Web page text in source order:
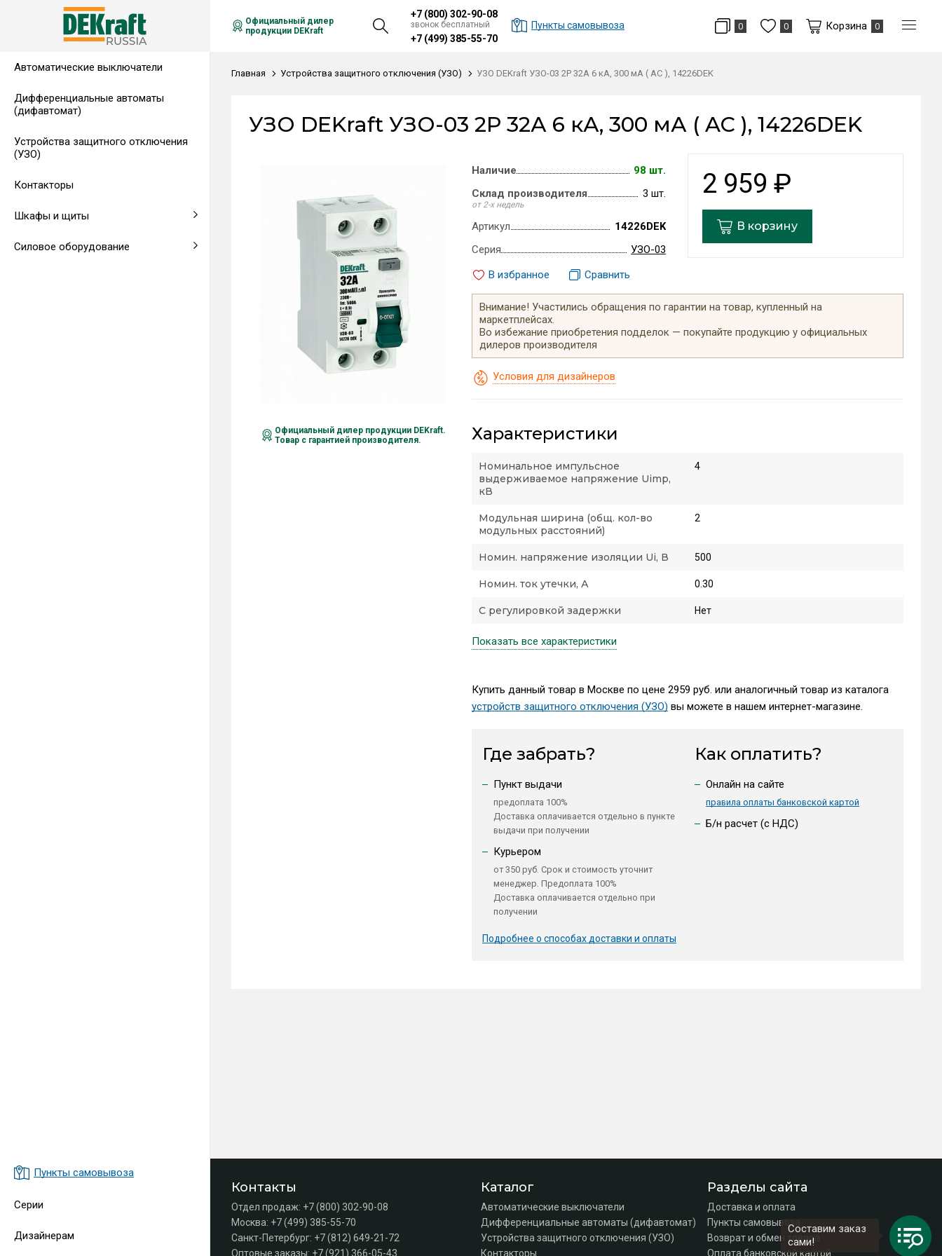
Автоматические выключатели
Дифференциальные автоматы
(дифавтомат)
Устройства защитного отключения
(УЗО)
Контакторы
Шкафы и щиты
Распределительные щиты,
Напольные щиты
Клеммы и комплектующие
Клеммы на DIN-рейку
Аксессуары для щитов
Силовое оборудование
Автоматические выключатели в
Аксессуары
Предохранители
Щитовые приборы
Амперметры
Автоматические воздушные
выключатели
Воздушные автоматические
Пункты самовывоза
Серии
Дизайнерам
Официальный дилер
продукции DEKraft
+7 (800) 302-90-08
звонок бесплатный
+7 (499) 385-55-70
Пункты самовывоза 0 0 Корзина 0
Главная Устройства защитного отключения (УЗО) УЗО DEKraft УЗО-03 2P 32А 6 кА, 300 мА ( AC ), 14226DEK
УЗО DEKraft УЗО-03 2P 32А 6 кА, 300 мА ( AC ), 14226DEK
Официальный дилер продукции DEKraft.
Товар с гарантией производителя.
2 959 ₽
В корзину
Наличие
98 шт.
Склад производителя
от 2-х недель
3 шт.
Артикул
14226DEK
Серия
УЗО-03
В избранное
Сравнить
Внимание! Участились обращения по гарантии на товар, купленный на
маркетплейсах.
Во избежание приобретения подделок — покупайте продукцию у официальных
дилеров производителя
Условия для дизайнеров
Характеристики
Номинальное импульсное
выдерживаемое напряжение Uimp,
кВ
4
Модульная ширина (общ. кол-во
модульных расстояний)
2
Номин. напряжение изоляции Ui, В 500
Номин. ток утечки, А 0.30
С регулировкой задержки Нет
Показать все характеристики
Купить данный товар в Москве по цене 2959 руб. или аналогичный товар из каталога
устройств защитного отключения (УЗО) вы можете в нашем интернет-магазине.
Где забрать?
Пункт выдачи
предоплата 100%
Доставка оплачивается отдельно в пункте
выдачи при получении
Курьером
от 350 руб. Срок и стоимость уточнит
менеджер. Предоплата 100%
Доставка оплачивается отдельно при
получении
Подробнее о способах доставки и оплаты
Как оплатить?
Онлайн на сайте
правила оплаты банковской картой
Б/н расчет (c НДС)
Контакты
Отдел продаж: +7 (800) 302-90-08
Москва: +7 (499) 385-55-70
Санкт-Петербург: +7 (812) 649-21-72
Оптовые заказы: +7 (921) 366-05-43
Каталог
Автоматические выключатели
Дифференциальные автоматы (дифавтомат)
Устройства защитного отключения (УЗО)
Контакторы
Разделы сайта
Доставка и оплата
Пункты самовывоза
Возврат и обмен товара
Оплата банковской картой
Составим заказ
сами!